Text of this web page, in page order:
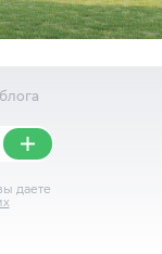
даете